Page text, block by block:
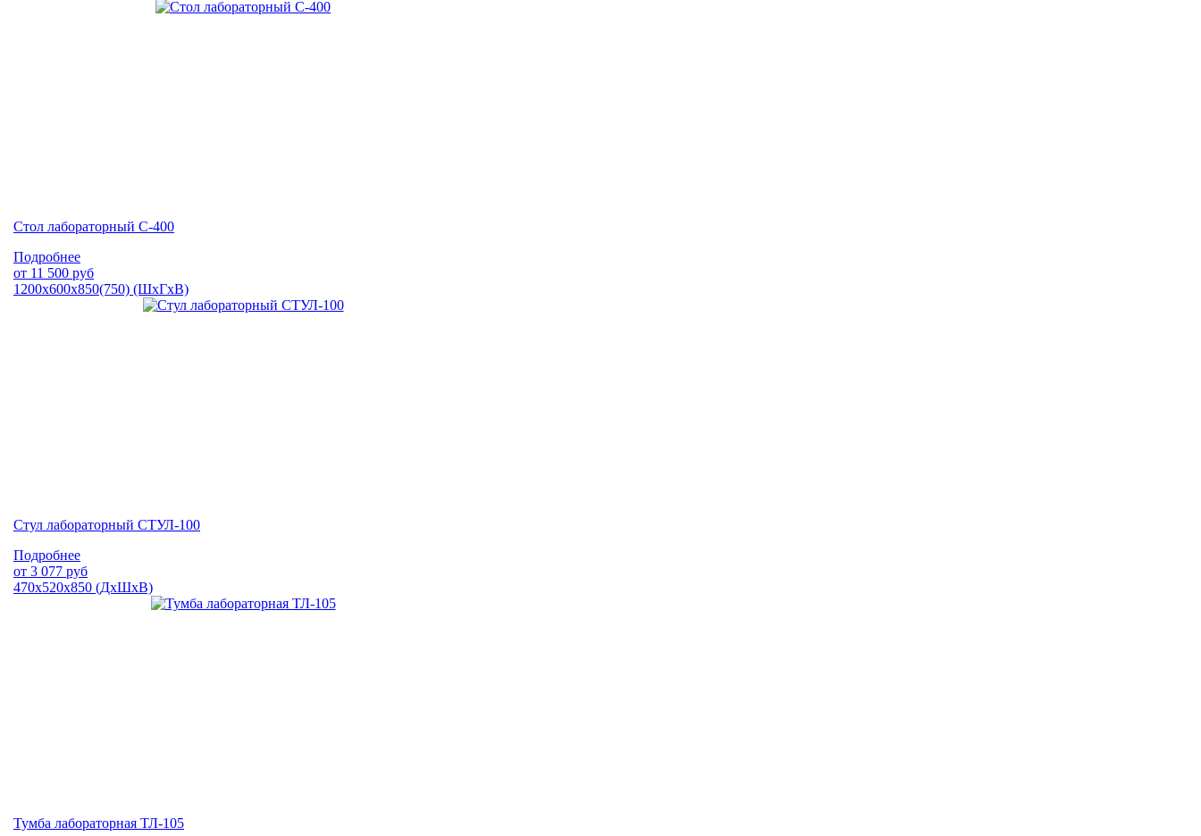
Стол лабораторный С-400
Подробнее
от 11 500 руб
1200х600х850(750) (ШхГхВ)
Стул лабораторный СТУЛ-100
Подробнее
от 3 077 руб
470х520х850 (ДхШхВ)
Тумба лабораторная ТЛ-105